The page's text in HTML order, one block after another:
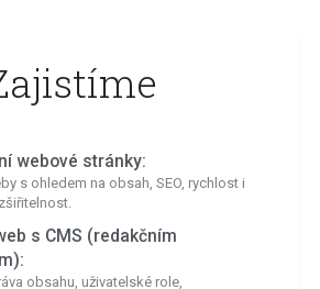
webové stránky:
s ohledem na obsah, SEO, rychlost i
s CMS (redakčním
obsahu, uživatelské role,